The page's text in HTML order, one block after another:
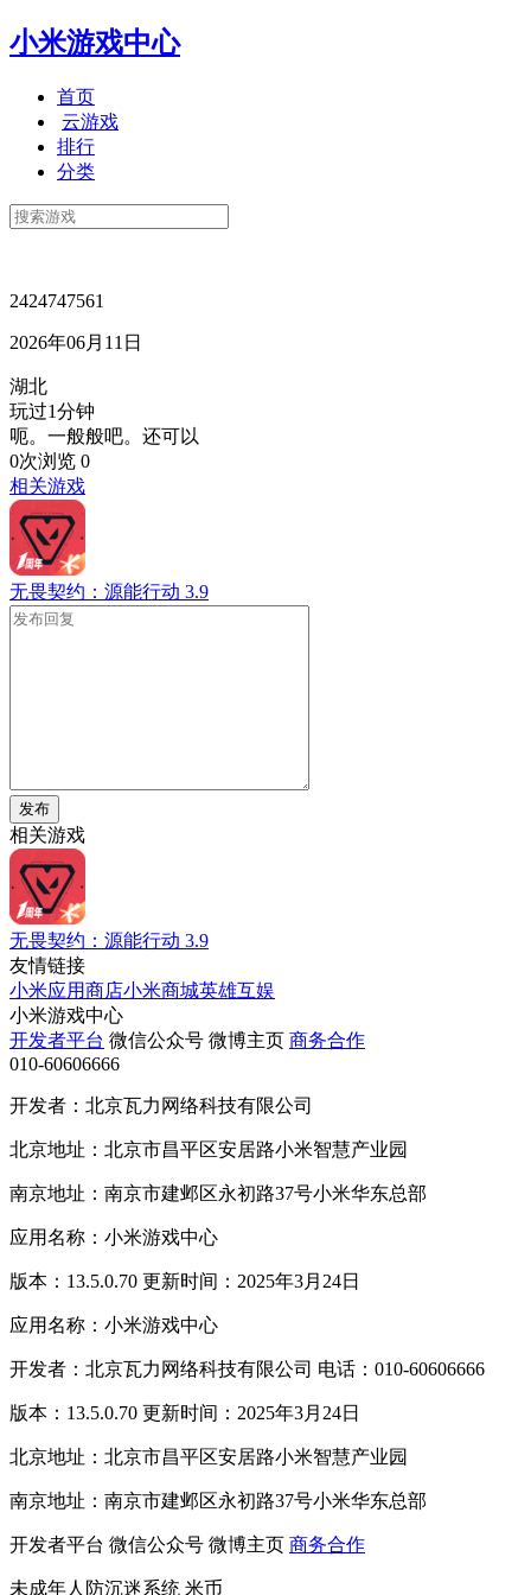
小米游戏中心
首页
云游戏
排行
分类
2424747561
2026年06月11日
湖北
玩过1分钟
呃。一般般吧。还可以
0次浏览 0
相关游戏
无畏契约：源能行动 3.9
发布
相关游戏
无畏契约：源能行动 3.9
友情链接
小米应用商店小米商城英雄互娱
小米游戏中心
开发者平台 微信公众号 微博主页 商务合作
010-60606666
开发者：北京瓦力网络科技有限公司
北京地址：北京市昌平区安居路小米智慧产业园
南京地址：南京市建邺区永初路37号小米华东总部
应用名称：小米游戏中心
版本：13.5.0.70 更新时间：2025年3月24日
应用名称：小米游戏中心
开发者：北京瓦力网络科技有限公司 电话：010-60606666
版本：13.5.0.70 更新时间：2025年3月24日
北京地址：北京市昌平区安居路小米智慧产业园
南京地址：南京市建邺区永初路37号小米华东总部
开发者平台 微信公众号 微博主页 商务合作
未成年人防沉迷系统 米币